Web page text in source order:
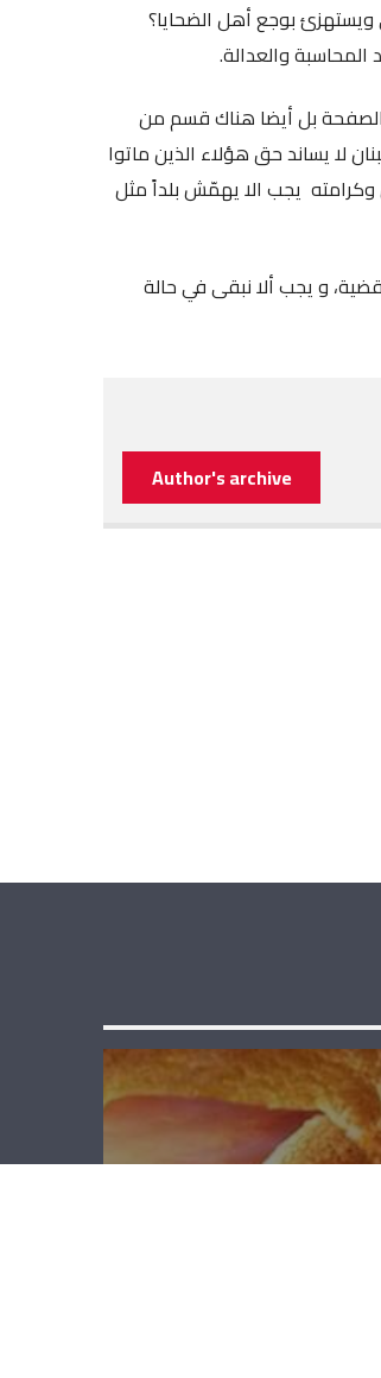
بوجع أهل الضحايا؟
بل أيضا هناك قسم من
لا يساند حق هؤلاء الذين ماتوا
يجب الا يهمّش بلداً مثل
و يجب ألا نبقى في حالة
Author's archive